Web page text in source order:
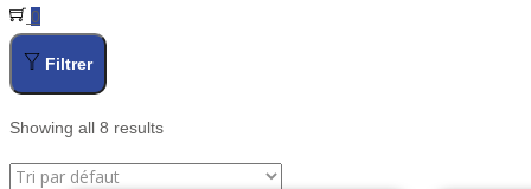
0
Filtrer
Showing all 8 results